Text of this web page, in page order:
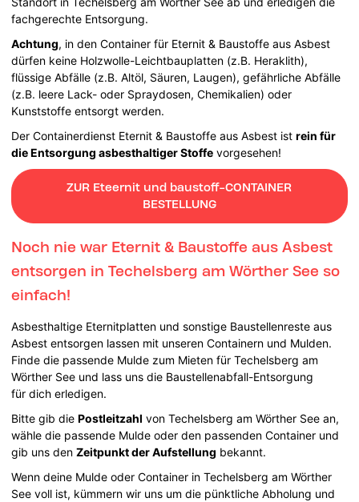
fachgerechte Entsorgung.
Achtung, in den Container für Eternit & Baustoffe aus Asbest
dürfen keine Holzwolle-Leichtbauplatten (z.B. Heraklith),
flüssige Abfälle (z.B. Altöl, Säuren, Laugen), gefährliche Abfälle
(z.B. leere Lack- oder Spraydosen, Chemikalien) oder
Kunststoffe entsorgt werden.
Der Containerdienst Eternit & Baustoffe aus Asbest istrein für
die Entsorgung asbesthaltiger Stoffe vorgesehen!
ZUR Eteernit und baustoff-CONTAINER
BESTELLUNG
Noch nie war Eternit & Baustoffe aus Asbest
entsorgen in Techelsberg am Wörther See so
einfach!
Asbesthaltige Eternitplatten und sonstige Baustellenreste aus
Asbest entsorgen lassen mit unseren Containern und Mulden.
Finde die passende Mulde zum Mieten für Techelsberg am
Wörther See und lass uns die Baustellenabfall-Entsorgung
für dich erledigen.
Bitte gib diePostleitzahl von Techelsberg am Wörther See an,
wähle die passende Mulde oder den passenden Container und
gib uns denZeitpunkt der Aufstellung bekannt.
Wenn deine Mulde oder Container in Techelsberg am Wörther
See voll ist, kümmern wir uns um die pünktliche Abholung und